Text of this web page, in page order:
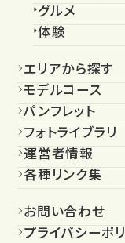
グルメ
体験
エリアから探す
モデルコース
パンフレット
フォトライブラリ
運営者情報
各種リンク集
お問い合わせ
プライバシーポ